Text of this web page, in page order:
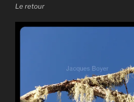
Le retour